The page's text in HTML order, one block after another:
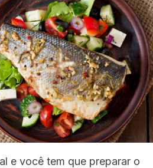
e você tem que preparar o